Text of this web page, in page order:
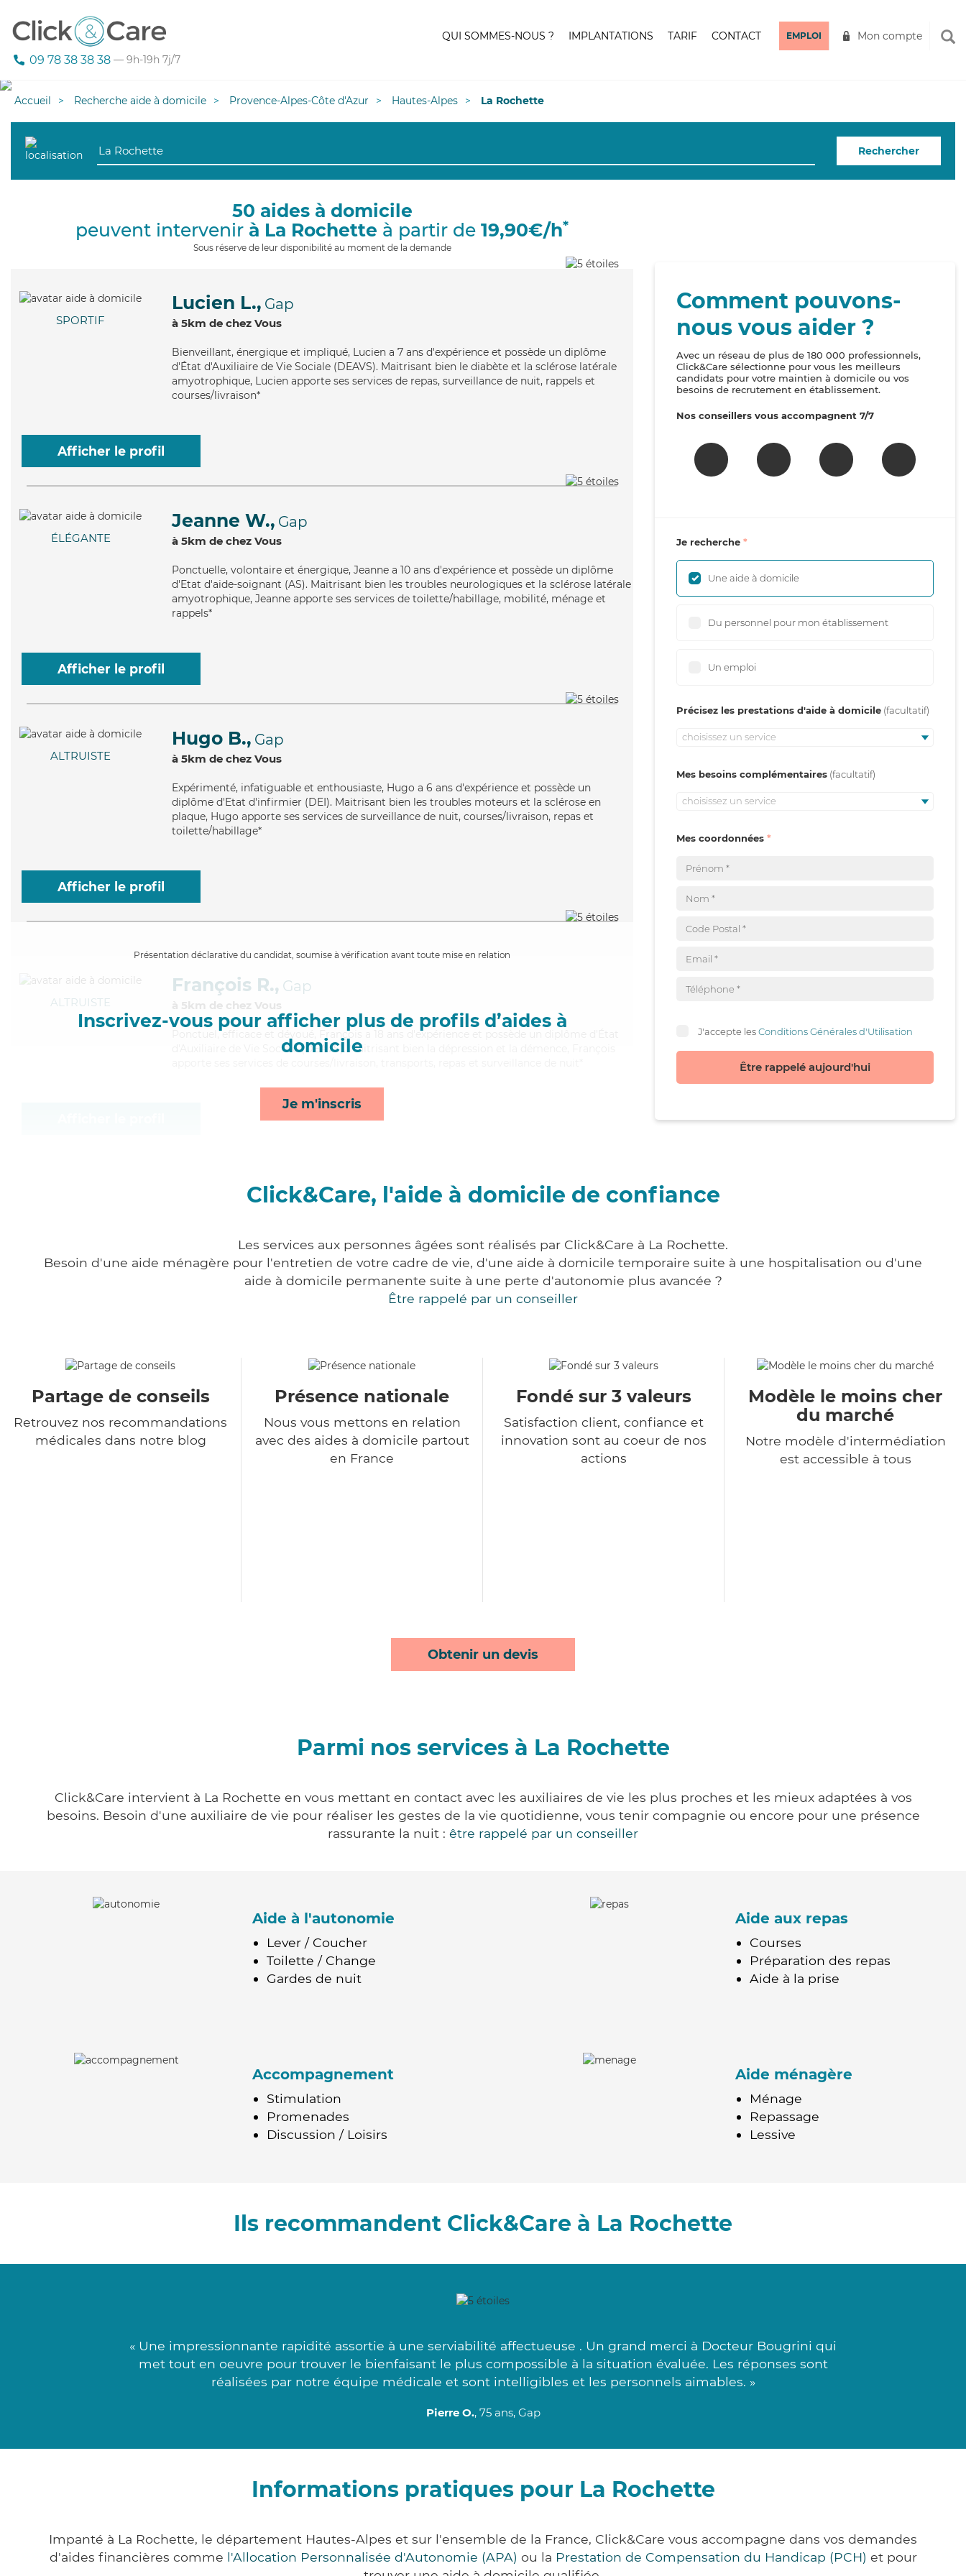
09 78 38 38 38 — 9h-19h 7j/7
QUI SOMMES-NOUS ? IMPLANTATIONS TARIF CONTACT EMPLOI Mon compte
Accueil Recherche aide à domicile Provence-Alpes-Côte d'Azur Hautes-Alpes La Rochette
Rechercher
50 aides à domicile
peuvent intervenir à La Rochette à partir de 19,90€/h*
Sous réserve de leur disponibilité au moment de la demande
SPORTIF
Lucien L., Gap
à 5km de chez Vous
Bienveillant, énergique et impliqué, Lucien a 7 ans d'expérience et possède un diplôme
d'État d'Auxiliaire de Vie Sociale (DEAVS). Maitrisant bien le diabète et la sclérose latérale
amyotrophique, Lucien apporte ses services de repas, surveillance de nuit, rappels et
courses/livraison*
Afficher le profil
ÉLÉGANTE
Jeanne W., Gap
à 5km de chez Vous
Ponctuelle, volontaire et énergique, Jeanne a 10 ans d'expérience et possède un diplôme
d'Etat d'aide-soignant (AS). Maitrisant bien les troubles neurologiques et la sclérose latérale
amyotrophique, Jeanne apporte ses services de toilette/habillage, mobilité, ménage et
rappels*
Afficher le profil
ALTRUISTE
Hugo B., Gap
à 5km de chez Vous
Expérimenté, infatiguable et enthousiaste, Hugo a 6 ans d'expérience et possède un
diplôme d'Etat d'infirmier (DEI). Maitrisant bien les troubles moteurs et la sclérose en
plaque, Hugo apporte ses services de surveillance de nuit, courses/livraison, repas et
toilette/habillage*
Afficher le profil
Présentation déclarative du candidat, soumise à vérification avant toute mise en relation
Inscrivez-vous pour afficher plus de profils d’aides à
domicile
Je m'inscris
ALTRUISTE
François R., Gap
à 5km de chez Vous
, efficace et dévoué, François a 18 ans d'expérience et possède un diplôme d'État
d'Auxiliaire de Vie Sociale (DEAVS). Maitrisant bien la dépression et la démence, François
Comment pouvons-
nous vous aider ?
Avec un réseau de plus de 180 000 professionnels,
Click&Care sélectionne pour vous les meilleurs
candidats pour votre maintien à domicile ou vos
besoins de recrutement en établissement.
Nos conseillers vous accompagnent 7/7
Je recherche
Une aide à domicile
Du personnel pour mon établissement
Un emploi
Précisez les prestations d'aide à domicile
choisissez un service
Mes besoins complémentaires
choisissez un service
Mes coordonnées
J'accepte lesConditions Générales d'Utilisation
Être rappelé aujourd'hui
Click&Care, l'aide à domicile de confiance
Les services aux personnes âgées sont réalisés par Click&Care à La Rochette.
Besoin d'une aide ménagère pour l'entretien de votre cadre de vie, d'une aide à domicile temporaire suite à une hospitalisation ou d'une
aide à domicile permanente suite à une perte d'autonomie plus avancée ?
Être rappelé par un conseiller
Partage de conseils
Retrouvez nos recommandations
médicales dans notre blog
Présence nationale
Nous vous mettons en relation
avec des aides à domicile partout
en France
Fondé sur 3 valeurs
Satisfaction client, confiance et
innovation sont au coeur de nos
actions
Modèle le moins cher
du marché
Notre modèle d'intermédiation
est accessible à tous
Obtenir un devis
Parmi nos services à La Rochette
Click&Care intervient à La Rochette en vous mettant en contact avec les auxiliaires de vie les plus proches et les mieux adaptées à vos
besoins. Besoin d'une auxiliaire de vie pour réaliser les gestes de la vie quotidienne, vous tenir compagnie ou encore pour une présence
rassurante la nuit : être rappelé par un conseiller
Aide à l'autonomie
Lever / Coucher
Toilette / Change
Gardes de nuit
Aide aux repas
Courses
Préparation des repas
Aide à la prise
Accompagnement
Stimulation
Promenades
Discussion / Loisirs
Aide ménagère
Ménage
Repassage
Lessive
Ils recommandent Click&Care à La Rochette
« Une impressionnante rapidité assortie à une serviabilité affectueuse . Un grand merci à Docteur Bougrini qui
met tout en oeuvre pour trouver le bienfaisant le plus compossible à la situation évaluée. Les réponses sont
réalisées par notre équipe médicale et sont intelligibles et les personnels aimables. »
Pierre O., 75 ans, Gap
Informations pratiques pour La Rochette
Impanté à La Rochette, le département Hautes-Alpes et sur l'ensemble de la France, Click&Care vous accompagne dans vos demandes
d'aides financières comme l'Allocation Personnalisée d'Autonomie (APA) ou la Prestation de Compensation du Handicap (PCH) et pour